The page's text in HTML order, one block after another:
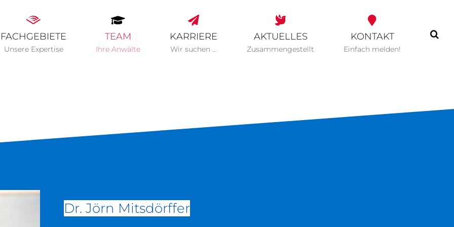
FACHGEBIETE
Unsere Expertise
TEAM
Ihre Anwälte
KARRIERE
Wir suchen …
AKTUELLES
Zusammengestellt
KONTAKT
Einfach melden!
Dr. Jörn Mitsdörffer